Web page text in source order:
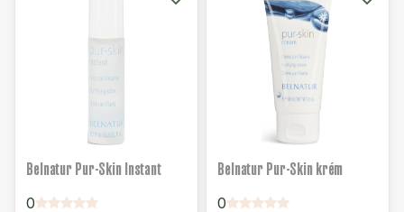
Belnatur Pur-Skin Instant
0
Belnatur Pur-Skin krém
0